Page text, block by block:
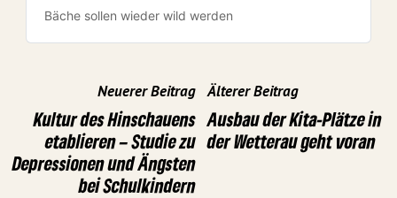
Bäche sollen wieder wild werden
Neuerer Beitrag
Kultur des Hinschauens
etablieren – Studie zu
Depressionen und Ängsten
bei Schulkindern
Älterer Beitrag
Ausbau der Kita-Plätze in
der Wetterau geht voran